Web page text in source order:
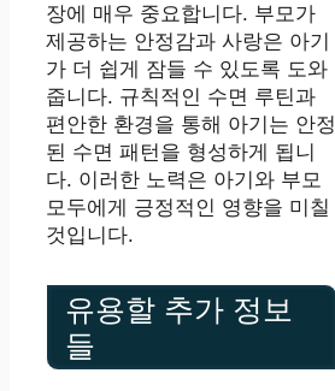
장에 매우 중요합니다. 부모가
제공하는 안정감과 사랑은 아기
가 더 쉽게 잠들 수 있도록 도와
줍니다. 규칙적인 수면 루틴과
편안한 환경을 통해 아기는 안정
된 수면 패턴을 형성하게 됩니
다. 이러한 노력은 아기와 부모
모두에게 긍정적인 영향을 미칠
것입니다.
유용할 추가 정보
들